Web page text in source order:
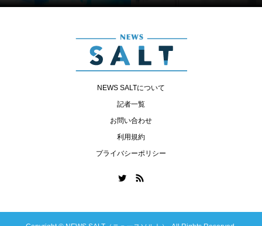
NEWS SALTについて
記者一覧
お問い合わせ
利用規約
プライバシーポリシー